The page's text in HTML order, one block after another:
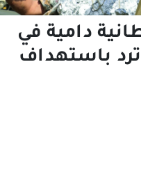
دامية في
ترد باستهداف